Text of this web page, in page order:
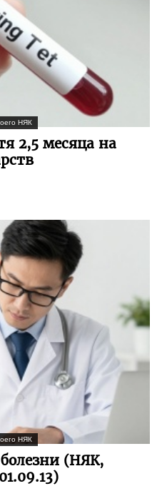
НЯК
2,5 месяца на
НЯК
(НЯК,